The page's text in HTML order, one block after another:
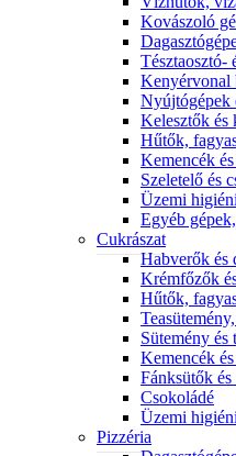
Kovászoló
Tésztaosztó-
Kenyérvonal
Nyújtógépek
Kelesztők és
Hűtők,
Kemencék
Szeletelő és
Üzemi
Egyéb
Cukrászat
Habverők és
Krémfőzők
Hűtők,
Sütemény és
Kemencék
Fánksütők
Csokoládé
Üzemi
Pizzéria